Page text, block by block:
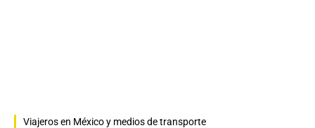
Viajeros en México y medios de transporte